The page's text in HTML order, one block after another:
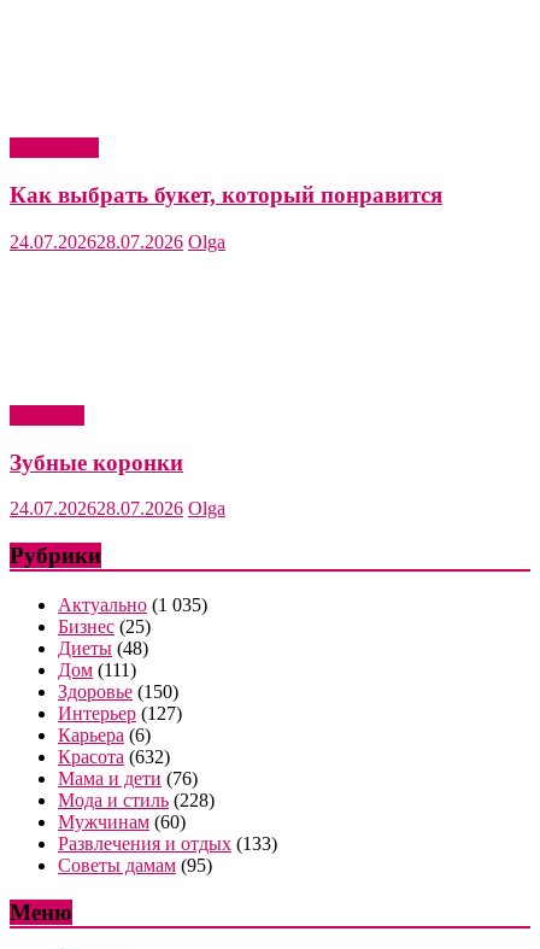
Как выбрать букет, который понравится
24.07.202628.07.2026 Olga
Зубные коронки
24.07.202628.07.2026 Olga
Рубрики
Актуально (1 035)
Бизнес (25)
Диеты (48)
Дом (111)
Здоровье (150)
Интерьер (127)
Карьера (6)
Красота (632)
Мама и дети (76)
Мода и стиль (228)
Мужчинам (60)
Развлечения и отдых (133)
Советы дамам (95)
Меню